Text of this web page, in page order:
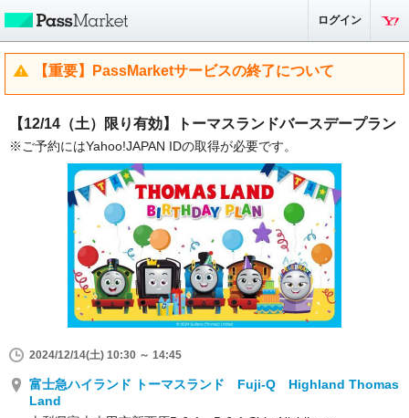
ログイン
【重要】PassMarketサービスの終了について
【12/14（土）限り有効】トーマスランドバースデープラン
※ご予約にはYahoo!JAPAN IDの取得が必要です。
2024/12/14(土) 10:30 ～ 14:45
富士急ハイランド トーマスランド Fuji-Q Highland Thomas
Land